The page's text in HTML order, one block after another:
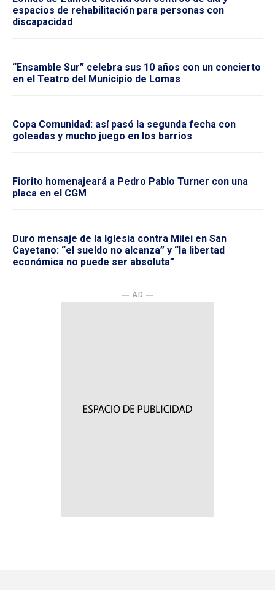
espacios de rehabilitación para personas con
discapacidad
“Ensamble Sur” celebra sus 10 años con un concierto
en el Teatro del Municipio de Lomas
Copa Comunidad: así pasó la segunda fecha con
goleadas y mucho juego en los barrios
Fiorito homenajeará a Pedro Pablo Turner con una
placa en el CGM
Duro mensaje de la Iglesia contra Milei en San
Cayetano: “el sueldo no alcanza” y “la libertad
económica no puede ser absoluta”
― AD ―